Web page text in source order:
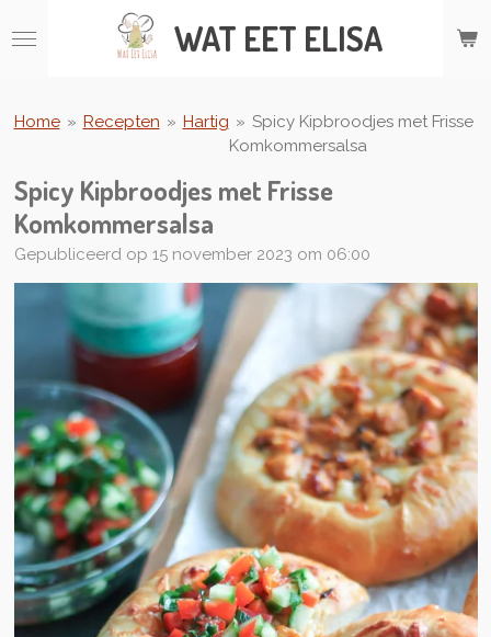
direct
hoofdinhoud
WAT EET ELISA
Home » Recepten » Hartig » Spicy Kipbroodjes met Frisse
Komkommersalsa
Spicy Kipbroodjes met Frisse
Komkommersalsa
Gepubliceerd op 15 november 2023 om 06:00